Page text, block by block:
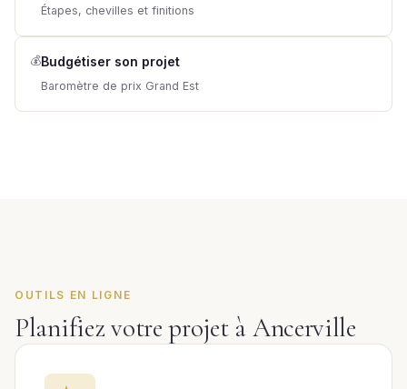
Étapes, chevilles et finitions
💰Budgétiser son projet
Baromètre de prix Grand Est
OUTILS EN LIGNE
Planifiez votre projet à Ancerville